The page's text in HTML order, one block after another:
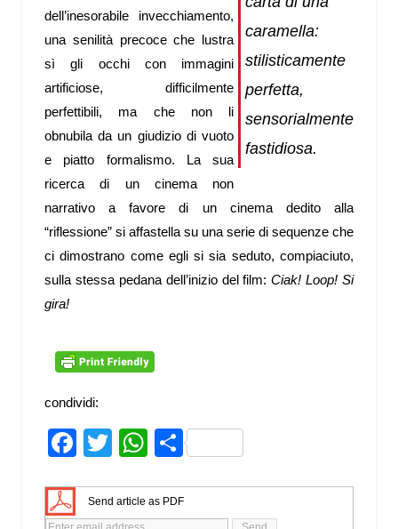
caramella:
stilisticamente
perfetta,
sensorialmente
fastidiosa.
dell’inesorabile invecchiamento,
una senilità precoce che lustra
sì gli occhi con immagini
artificiose, difficilmente
perfettibili, ma che non li
obnubila da un giudizio di vuoto
e piatto formalismo. La sua
ricerca di un cinema non
narrativo a favore di un cinema dedito alla
“riflessione” si affastella su una serie di sequenze che
ci dimostrano come egli si sia seduto, compiaciuto,
sulla stessa pedana dell’inizio del film:Ciak! Loop! Si
gira!
condividi:
Facebook
TwitterWhatsApp
Share
Send article as PDF